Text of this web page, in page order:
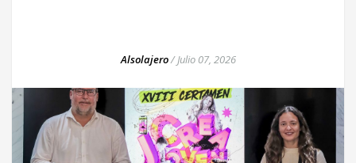
Alsolajero/Julio 07, 2026